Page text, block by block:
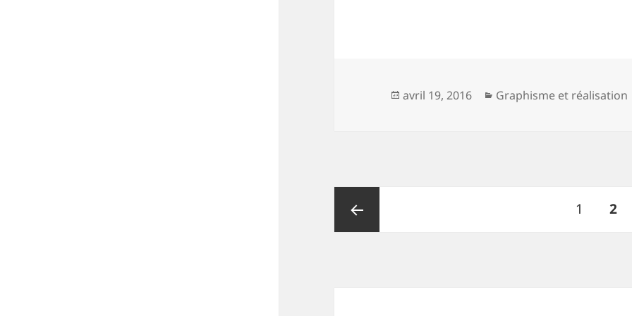
Publié
avril 19, 2016 Catégories
Graphisme et réalisation
des
Page
1 2